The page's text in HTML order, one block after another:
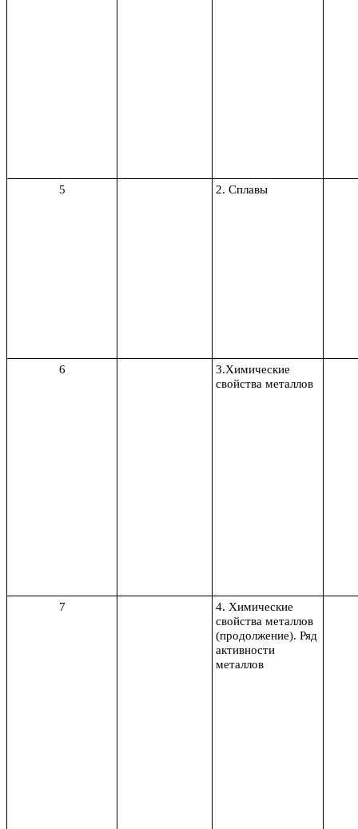
5 2. Сплавы
6
3.Химические
свойства металлов
7
4. Химические
свойства металлов
(продолжение). Ряд
активности
металлов